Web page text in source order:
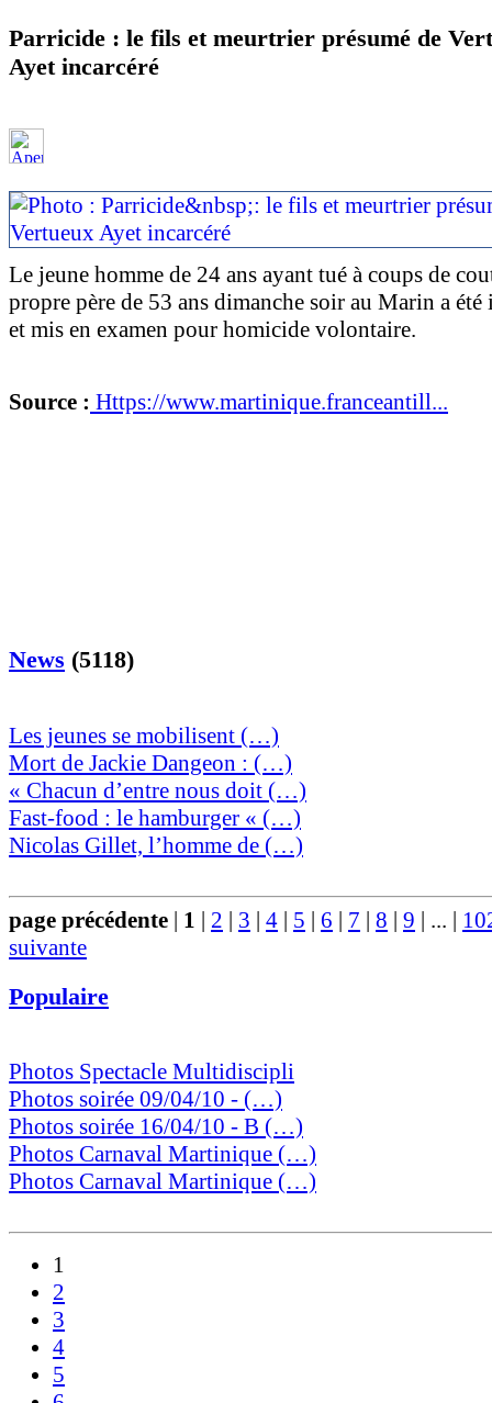
Parricide : le fils et meurtrier présumé de
Ayet incarcéré
Le jeune homme de 24 ans ayant tué à coups de
propre père de 53 ans dimanche soir au Marin a été
et mis en examen pour homicide volontaire.
Source : Https://www.martinique.franceantill...
News (5118)
Les jeunes se mobilisent (…)
Mort de Jackie Dangeon : (…)
« Chacun d’entre nous doit (…)
Fast-food : le hamburger « (…)
Nicolas Gillet, l’homme de (…)
page précédente | 1 | 2 | 3 | 4 | 5 | 6 | 7 | 8 | 9 | ... |
suivante
Populaire
Photos Spectacle Multidiscipli
Photos soirée 09/04/10 - (…)
Photos soirée 16/04/10 - B (…)
Photos Carnaval Martinique (…)
Photos Carnaval Martinique (…)
1
2
3
4
5